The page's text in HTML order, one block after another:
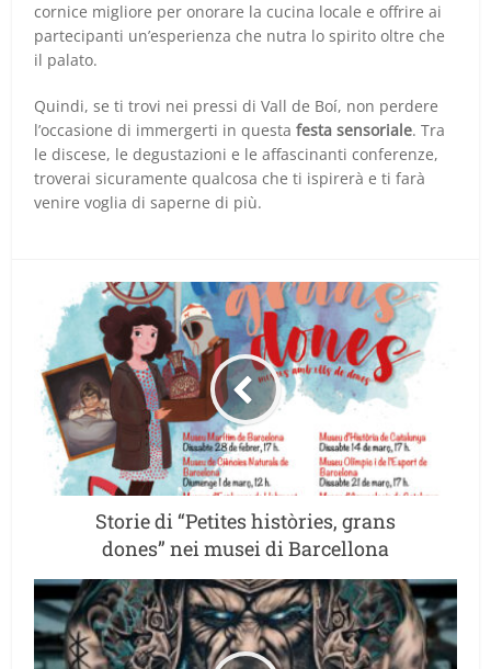
cornice migliore per onorare la cucina locale e offrire ai
partecipanti un’esperienza che nutra lo spirito oltre che
il palato.
Quindi, se ti trovi nei pressi di Vall de Boí, non perdere
l’occasione di immergerti in questafesta sensoriale. Tra
le discese, le degustazioni e le affascinanti conferenze,
troverai sicuramente qualcosa che ti ispirerà e ti farà
venire voglia di saperne di più.
Storie di “Petites històries, grans
dones” nei musei di Barcellona